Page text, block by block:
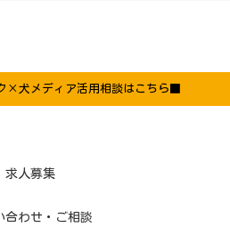
×犬メディア活用相談はこちら■
求人募集
合わせ・ご相談